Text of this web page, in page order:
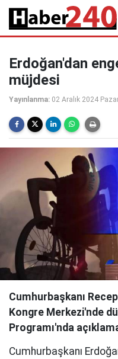
Erdoğan'dan
müjdesi
Yayınlanma: 02 Aralık 2024
Cumhurbaşkanı
Kongre Merkezi'nde
Programı'nda
Cumhurbaşkanı